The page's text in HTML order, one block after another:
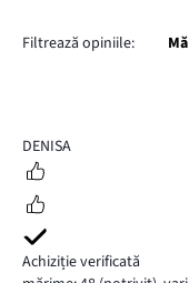
Filtrează opiniile:
4
DENISA
Achiziție verificată